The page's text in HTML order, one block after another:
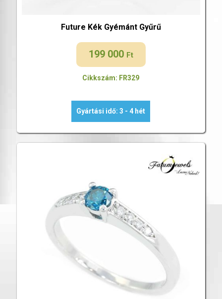
Future Kék Gyémánt Gyűrű
199 000 Ft
Cikkszám: FR329
Gyártási idő: 3 - 4 hét